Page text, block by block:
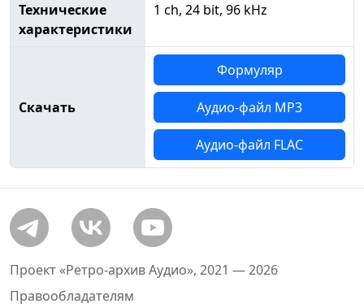
Технические
характеристики
1 ch, 24 bit, 96 kHz
Скачать
Формуляр
Аудио-файл MP3
Аудио-файл FLAC
Проект «Ретро-архив Аудио», 2021 — 2026
Правообладателям